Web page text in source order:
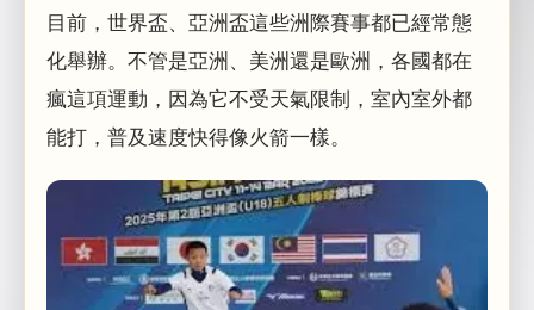
目前，世界盃、亞洲盃這些洲際賽事都已經常態
化舉辦。不管是亞洲、美洲還是歐洲，各國都在
瘋這項運動，因為它不受天氣限制，室內室外都
能打，普及速度快得像火箭一樣。